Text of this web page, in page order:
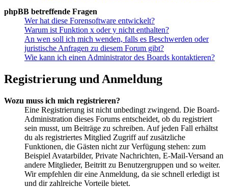
phpBB betreffende Fragen
Wer hat diese Forensoftware entwickelt?
Warum ist Funktion x oder y nicht enthalten?
An wen soll ich mich wenden, falls es Beschwerden oder
juristische Anfragen zu diesem Forum gibt?
Wie kann ich einen Administrator des Boards kontaktieren?
Registrierung und Anmeldung
Wozu muss ich mich registrieren?
Eine Registrierung ist nicht unbedingt zwingend. Die Board-
Administration dieses Forums entscheidet, ob du registriert
sein musst, um Beiträge zu schreiben. Auf jeden Fall erhältst
du als registriertes Mitglied Zugriff auf zusätzliche
Funktionen, die Gästen nicht zur Verfügung stehen: zum
Beispiel Avatarbilder, Private Nachrichten, E-Mail-Versand an
andere Mitglieder, Beitritt zu Benutzergruppen und so weiter.
Wir empfehlen dir eine Anmeldung, da sie schnell erledigt ist
und dir zahlreiche Vorteile bietet.